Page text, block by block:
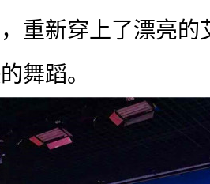
重新穿上了漂亮的
舞蹈。